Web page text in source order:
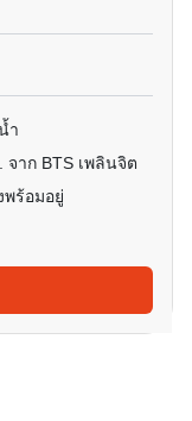
ำ
จาก BTS เพลินจิต
พร้อมอยู่